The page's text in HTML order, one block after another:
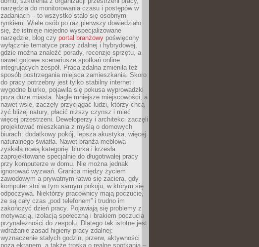
narzędzia do monitorowania czasu i postępów w
zadaniach – to wszystko stało się osobnym
rynkiem. Wiele osób po raz pierwszy dowiedziało
się, że istnieje niejedno wyspecjalizowane
narzędzie, blog czy portal branżowy poświęcony
wyłącznie tematyce pracy zdalnej i hybrydowej,
gdzie można znaleźć porady, recenzje sprzętu, a
nawet gotowe scenariusze spotkań online
integrujących zespół. Praca zdalna zmieniła też
sposób postrzegania miejsca zamieszkania. Skoro
do pracy potrzebny jest tylko stabilny internet i
wygodne biurko, pojawiła się pokusa wyprowadzki
poza duże miasta. Nagle mniejsze miejscowości, a
nawet wsie, zaczęły przyciągać ludzi, którzy chcą
żyć bliżej natury, płacić niższy czynsz i mieć
więcej przestrzeni. Deweloperzy i architekci zaczęli
projektować mieszkania z myślą o domowych
biurach: dodatkowy pokój, lepsza akustyka, więcej
naturalnego światła. Nawet branża meblowa
zyskała nową kategorię: biurka i krzesła
zaprojektowane specjalnie do długotrwałej pracy
przy komputerze w domu. Nie można jednak
ignorować wyzwań. Granica między życiem
zawodowym a prywatnym łatwo się zaciera, gdy
komputer stoi w tym samym pokoju, w którym się
odpoczywa. Niektórzy pracownicy mają poczucie,
że są cały czas „pod telefonem” i trudno im
zakończyć dzień pracy. Pojawiają się problemy z
motywacją, izolacją społeczną i brakiem poczucia
przynależności do zespołu. Dlatego tak istotne jest
wdrażanie zasad higieny pracy zdalnej:
wyznaczenie stałych godzin, przerw, aktywności
poza ekranem, a także troska o realne spotkania –